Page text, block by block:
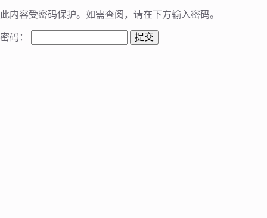
此内容受密码保护。如需查阅，请在下方输入密码。
密码：